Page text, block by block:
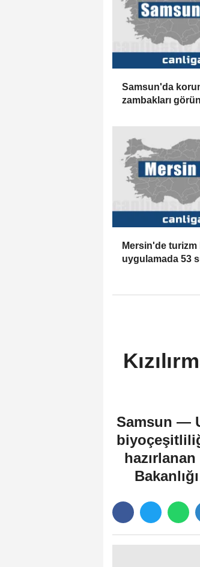
Samsun'da
zambakları
Mersin'de
uygulamada 53
Samsun —